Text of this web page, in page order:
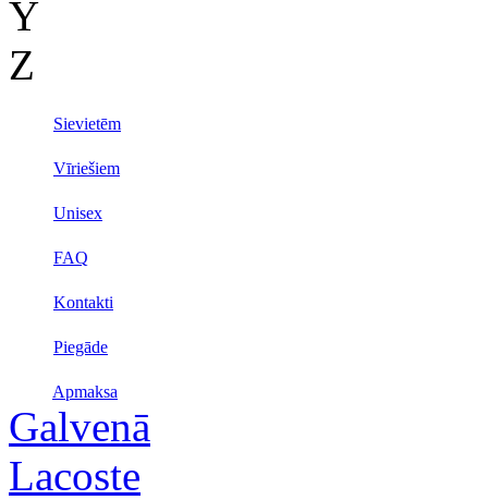
Y
Z
Sievietēm
Vīriešiem
Unisex
FAQ
Kontakti
Piegāde
Apmaksa
Galvenā
Lacoste